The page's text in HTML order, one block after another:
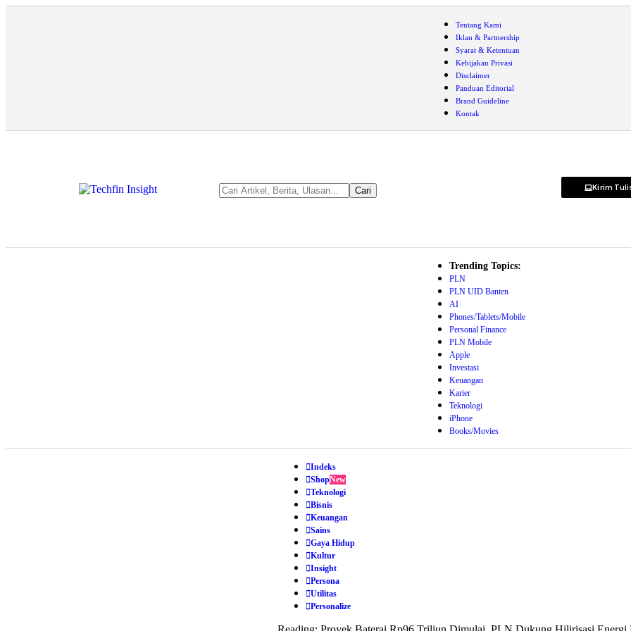
Tentang Kami
Iklan & Partnership
Syarat & Ketentuan
Kebijakan Privasi
Disclaimer
Panduan Editorial
Brand Guideline
Kontak
Kirim
Trending Topics:
PLN
PLN UID Banten
AI
Phones/Tablets/Mobile
Personal Finance
PLN Mobile
Apple
Investasi
Keuangan
Karier
Teknologi
iPhone
Books/Movies
Indeks
ShopNew
Teknologi
Bisnis
Keuangan
Sains
Gaya Hidup
Kultur
Insight
Persona
Utilitas
Personalize